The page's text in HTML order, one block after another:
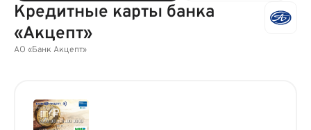
Кредитные карты банка
«Акцепт»
АО «Банк Акцепт»